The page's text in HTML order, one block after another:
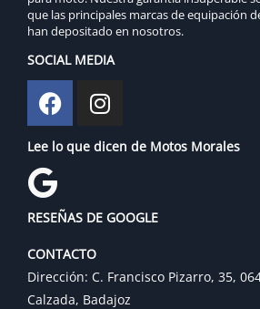
que las principales marcas de equipación
han depositado en nosotros.
SOCIAL MEDIA
Lee lo que dicen de Motos Morales
RESEÑAS DE GOOGLE
CONTACTO
Dirección: C. Francisco Pizarro, 35,
Calzada, Badajoz